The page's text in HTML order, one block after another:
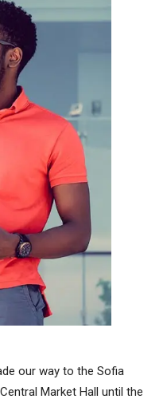
our way to the Sofia
Market Hall until the